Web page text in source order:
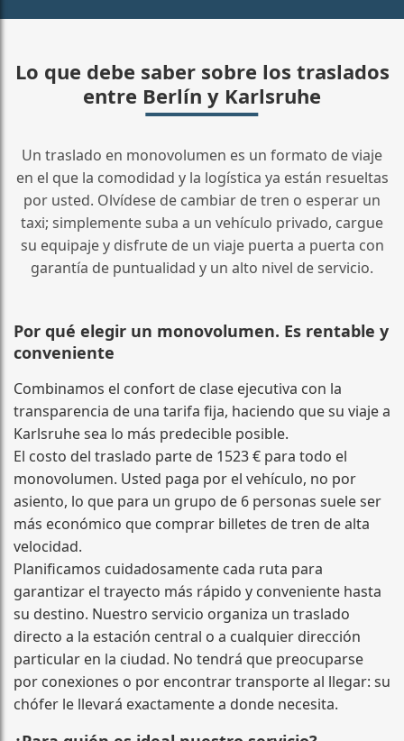
Lo que debe saber sobre los traslados
entre Berlín y Karlsruhe
Un traslado en monovolumen es un formato de viaje
en el que la comodidad y la logística ya están resueltas
por usted. Olvídese de cambiar de tren o esperar un
taxi; simplemente suba a un vehículo privado, cargue
su equipaje y disfrute de un viaje puerta a puerta con
garantía de puntualidad y un alto nivel de servicio.
Por qué elegir un monovolumen. Es rentable y
conveniente
Combinamos el confort de clase ejecutiva con la
transparencia de una tarifa fija, haciendo que su viaje a
Karlsruhe sea lo más predecible posible.
El costo del traslado parte de 1523 € para todo el
monovolumen. Usted paga por el vehículo, no por
asiento, lo que para un grupo de 6 personas suele ser
más económico que comprar billetes de tren de alta
velocidad.
Planificamos cuidadosamente cada ruta para
garantizar el trayecto más rápido y conveniente hasta
su destino. Nuestro servicio organiza un traslado
directo a la estación central o a cualquier dirección
particular en la ciudad. No tendrá que preocuparse
por conexiones o por encontrar transporte al llegar: su
chófer le llevará exactamente a donde necesita.